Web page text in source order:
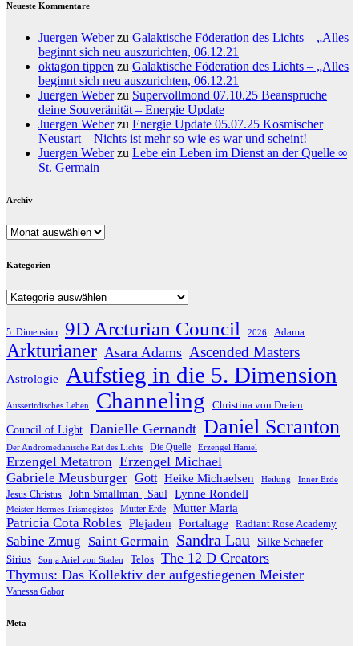
Neueste Kommentare
Juergen Weberzu Galaktische Föderation des Lichts – „Alles
beginnt sich neu auszurichten, 06.12.21
oktagon tippen zu Galaktische Föderation des Lichts – „Alles
beginnt sich neu auszurichten, 06.12.21
Juergen Weberzu Supervollmond 07.10.25 Beanspruche
deine Souveränität – Energie Update
Juergen Weberzu Energie Update 05.07.25 Kosmischer
Neustart – Nichts ist mehr so wie es war und scheint!
Juergen Weberzu Lebe ein Leben im Dienst an der Quelle ∞
St. Germain
Archiv
Archiv
Kategorien
Kategorien
5. Dimension 9D Arcturian Council 2026 Adama
Arkturianer Asara Adams Ascended Masters
Astrologie Aufstieg in die 5. Dimension
Ausserirdisches Leben Channeling Christina von Dreien
Council of Light Danielle Gernandt Daniel Scranton
Der Andromedanische Rat des Lichts Die Quelle Erzengel Haniel
Erzengel Metatron Erzengel Michael
Gabriele Meusburger Gott Heike Michaelsen Heilung Inner Erde
Jesus Christus John Smallman | Saul Lynne Rondell
Meister Hermes Trismegistos Mutter Erde Mutter Maria
Patricia Cota Robles Plejaden Portaltage Radiant Rose Academy
Sabine Zmug Saint Germain Sandra Lau Silke Schaefer
Sirius Sonja Ariel von Staden Telos The 12 D Creators
Thymus: Das Kollektiv der aufgestiegenen Meister
Vanessa Gabor
Meta